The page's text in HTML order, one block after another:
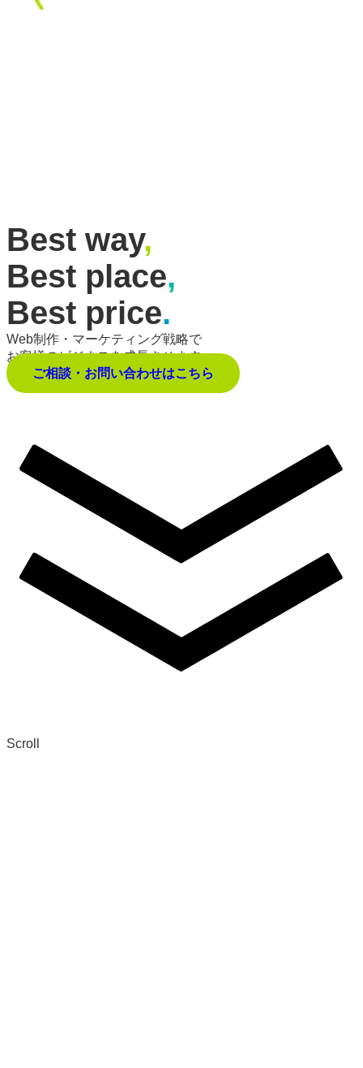
Best way,
Best place,
Best price.
Web制作・マーケティング戦略で
お客様のビジネスを成長させます。
ご相談・お問い合わせはこちら
Scroll